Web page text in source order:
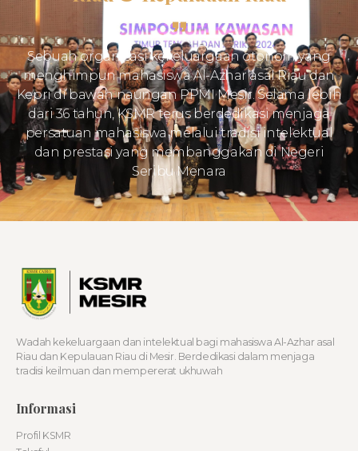
Sebuah organisasi kekeluargaan otonom yang
menghimpun mahasiswa Al-Azhar asal Riau dan
Kepri di bawah naungan PPMI Mesir. Selama lebih
dari 36 tahun, KSMR terus berdedikasi menjaga
persatuan mahasiswa melalui tradisi intelektual
dan prestasi yang membanggakan di Negeri
Seribu Menara
Wadah kekeluargaan dan intelektual bagi mahasiswa Al-Azhar asal
Riau dan Kepulauan Riau di Mesir. Berdedikasi dalam menjaga
tradisi keilmuan dan mempererat ukhuwah
Informasi
Profil KSMR